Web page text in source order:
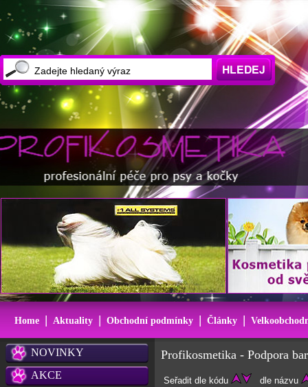
Home | Aktuality | Obchodní podmínky | Články |
NOVINKY
AKCE
Profikosmetika - Podpora
Seřadit dle kódu dle názvu